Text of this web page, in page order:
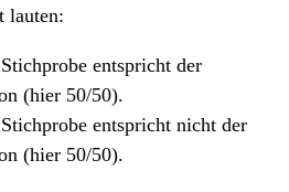
lauten:
entspricht der
(hier 50/50).
entspricht nicht der
(hier 50/50).